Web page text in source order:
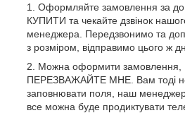
Оформляйте замовлення за
КУПИТИ та чекайте дзвінок
менеджера. Передзвонимо та
з розміром, відправимо цього ж
Можна оформити замовлення,
ПЕРЕЗВАЖАЙТЕ МНЕ. Вам тоді
заповнювати поля, наш
все можна буде продиктувати